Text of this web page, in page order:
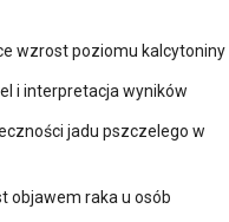
wzrost poziomu kalcytoniny
i interpretacja wyników
jadu pszczelego w
objawem raka u osób